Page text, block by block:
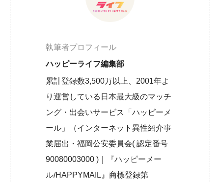
執筆者プロフィール
ハッピーライフ編集部
累計登録数3,500万以上、2001年よ
り運営している日本最大級のマッチ
ング・出会いサービス「ハッピーメ
ール」（インターネット異性紹介事
業届出・福岡公安委員会( 認定番号
90080003000 )｜『ハッピーメー
ル/HAPPYMAIL』商標登録第